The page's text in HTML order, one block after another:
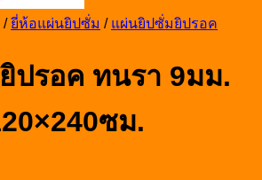
/ ยี่ห้อแผ่นยิปซั่ม / แผ่นยิปซั่มยิปรอค
ปรอค ทนรา 9มม.
ซม.